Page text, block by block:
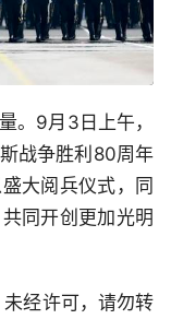
。9月3日上午，
战争胜利80周年
大阅兵仪式，同
同开创更加光明
经许可，请勿转